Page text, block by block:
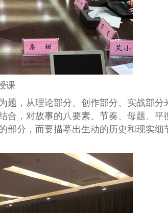
课
，从理论部分、创作部分、实战部
，对故事的八要素、节奏、母题、
分，而要描摹出生动的历史和现实